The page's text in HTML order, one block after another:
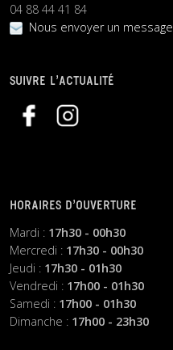
04 88 44 41 84
Nous envoyer un message
SUIVRE L’ACTUALITÉ
HORAIRES D’OUVERTURE
Mardi : 17h30 - 00h30
Mercredi : 17h30 - 00h30
Jeudi : 17h30 - 01h30
Vendredi : 17h00 - 01h30
Samedi : 17h00 - 01h30
Dimanche : 17h00 - 23h30